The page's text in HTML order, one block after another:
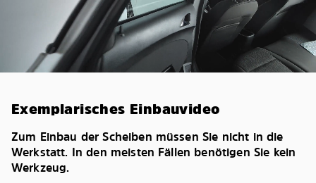
Exemplarisches Einbauvideo
Zum Einbau der Scheiben müssen Sie nicht in die
Werkstatt. In den meisten Fällen benötigen Sie kein
Werkzeug.